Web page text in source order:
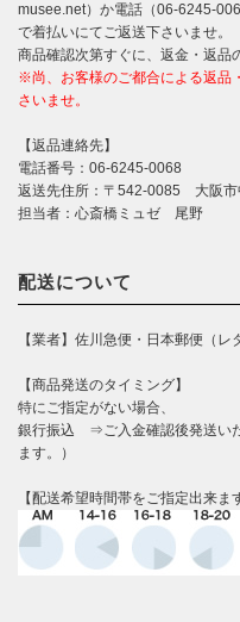
musee.net）か電話（06-6245-
で着払いにてご返送下さいませ。
商品確認次第すぐに、返金・返品
※尚、お客様のご都合による返品
さいませ。
【返品連絡先】
電話番号：06-6245-0068
返送先住所：〒542-0085 大阪市
担当者：心斎橋ミュゼ 尾野
配送について
【業者】佐川急便・日本郵便（レ
【商品発送のタイミング】
特にご指定がない場合、
銀行振込 ⇒ご入金確認後発送い
ます。）
【配送希望時間帯をご指定出来ま